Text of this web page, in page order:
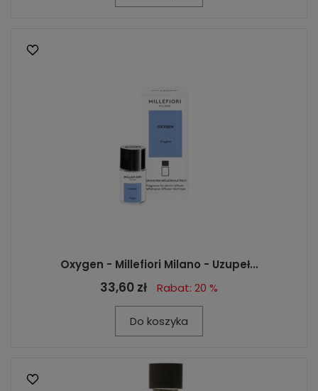
Oxygen - Millefiori Milano - Uzupeł...
33,60 zł Rabat: 20 %
Do koszyka